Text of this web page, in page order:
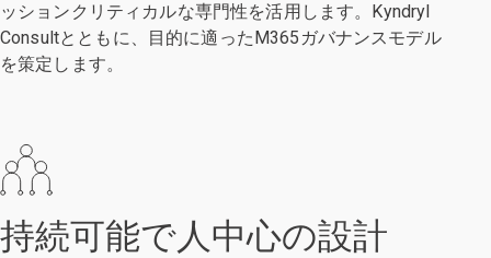
ッションクリティカルな専門性を活用します。Kyndryl
Consultとともに、目的に適ったM365ガバナンスモデル
を策定します。
持続可能で人中心の設計